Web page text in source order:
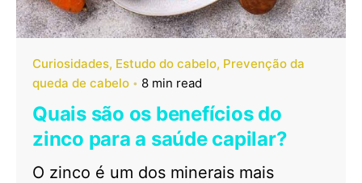
Curiosidades Estudo do cabelo Prevenção da
queda de cabelo
8 min read
Quais são os benefícios do
zinco para a saúde capilar?
O zinco é um dos minerais mais